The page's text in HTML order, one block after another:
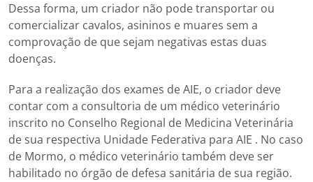
Dessa forma, um criador não pode transportar ou
comercializar cavalos, asininos e muares sem a
comprovação de que sejam negativas estas duas
doenças.
Para a realização dos exames de AIE, o criador deve
contar com a consultoria de um médico veterinário
inscrito no Conselho Regional de Medicina Veterinária
de sua respectiva Unidade Federativa para AIE . No caso
de Mormo, o médico veterinário também deve ser
habilitado no órgão de defesa sanitária de sua região.